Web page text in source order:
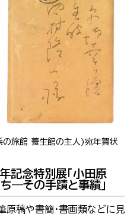
旅館 養生館の主人)宛年賀状
念特別展「小田原
―その手蹟と事績」
原稿や書簡・書画類などに見